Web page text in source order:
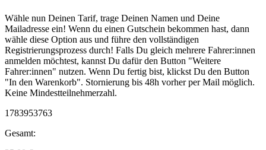
Wähle nun Deinen Tarif, trage Deinen Namen und Deine
Mailadresse ein! Wenn du einen Gutschein bekommen hast, dann
wähle diese Option aus und führe den vollständigen
Registrierungsprozess durch! Falls Du gleich mehrere Fahrer:innen
anmelden möchtest, kannst Du dafür den Button "Weitere
Fahrer:innen" nutzen. Wenn Du fertig bist, klickst Du den Button
"In den Warenkorb". Stornierung bis 48h vorher per Mail möglich.
Keine Mindestteilnehmerzahl.
1783953763
Gesamt: